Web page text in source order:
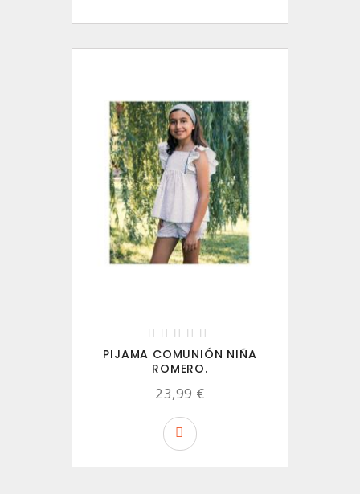
PIJAMA COMUNIÓN NIÑA
ROMERO.
23,99 €